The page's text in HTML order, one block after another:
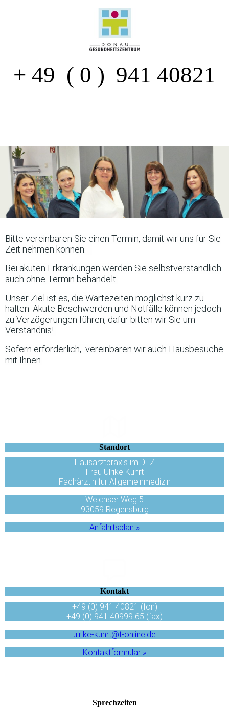
+ 49 ( 0 ) 941 40821
Bitte vereinbaren Sie einen Termin, damit wir uns für Sie
Zeit nehmen können.
Bei akuten Erkrankungen werden Sie selbstverständlich
auch ohne Termin behandelt.
Unser Ziel ist es, die Wartezeiten möglichst kurz zu
halten. Akute Beschwerden und Notfälle können jedoch
zu Verzögerungen führen, dafür bitten wir Sie um
Verständnis!
Sofern erforderlich, vereinbaren wir auch Hausbesuche
mit Ihnen.
Standort
Hausarztpraxis im DEZ
Frau Ulrike Kuhrt
Fachärztin für Allgemeinmedizin
Weichser Weg 5
93059 Regensburg
Anfahrts­plan »
Kontakt
+49 (0) 941 40821 (fon)
+49 (0) 941 40999 65 (fax)
ulrike-kuhrt@t-online.de
Kontaktformular »
Sprechzeiten